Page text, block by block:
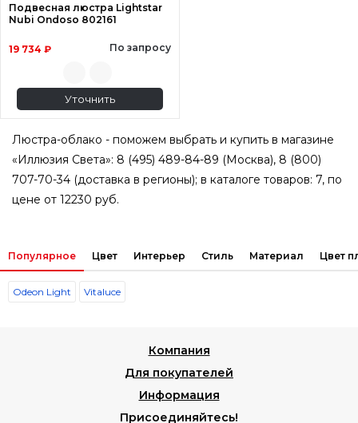
Подвесная люстра Lightstar
Nubi Ondoso 802161
19 734 ₽ По запросу
Уточнить
Люстра-облако - поможем выбрать и купить в магазине
«Иллюзия Света»: 8 (495) 489-84-89 (Москва), 8 (800)
707-70-34 (доставка в регионы); в каталоге товаров: 7, по
цене от 12230 руб.
Популярное Цвет Интерьер Стиль Материал Цвет
Odeon Light Vitaluce
Компания
Для покупателей
Информация
Присоединяйтесь!